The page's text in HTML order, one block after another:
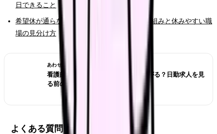
日できること
希望休が通らない看護師さんへ。シフトの仕組みと休みやすい職
場の見分け方
あわせて読みたい
看護師が夜勤なしにすると給料は下がる？日勤求人を見
る前の収入チェック
よくある質問